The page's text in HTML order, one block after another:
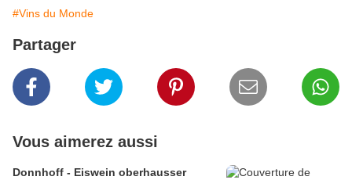
#Vins du Monde
Partager
Vous aimerez aussi
Donnhoff - Eiswein oberhausser